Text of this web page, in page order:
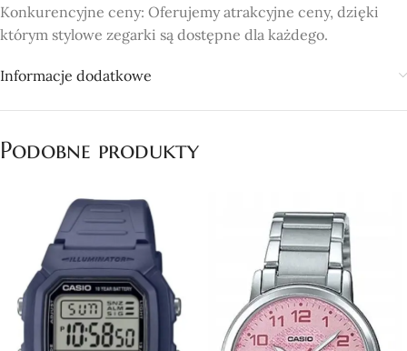
Konkurencyjne ceny: Oferujemy atrakcyjne ceny, dzięki
którym stylowe zegarki są dostępne dla każdego.
Informacje dodatkowe
Podobne produkty